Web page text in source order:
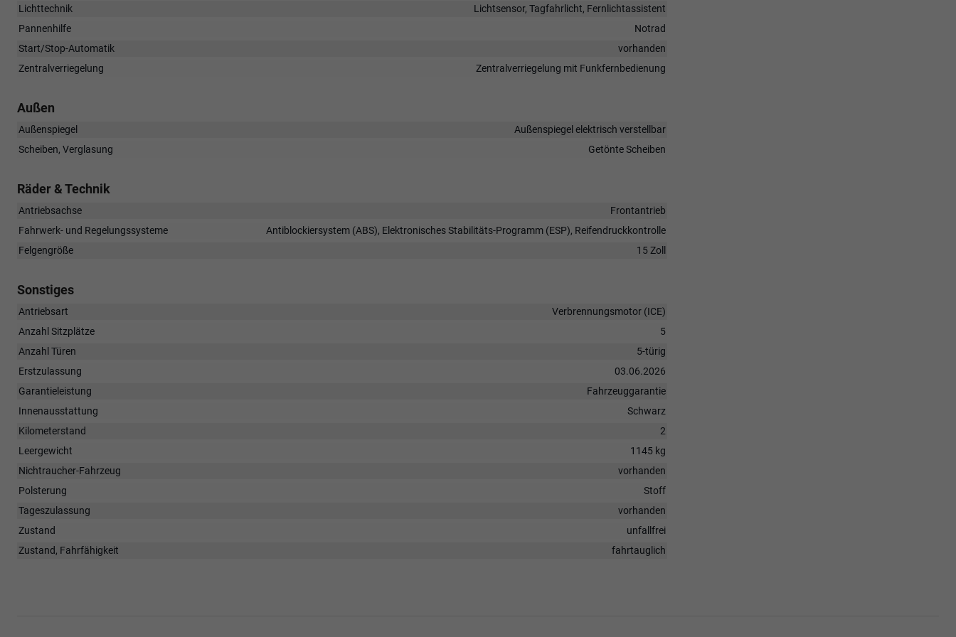
Lichttechnik
Lichtsensor, Tagfahrlicht, Fernlichtassistent
Pannenhilfe
Notrad
Start/Stop-Automatik
vorhanden
Zentralverriegelung
Zentralverriegelung mit Funkfernbedienung
Außen
Außenspiegel
Außenspiegel elektrisch verstellbar
Scheiben, Verglasung
Getönte Scheiben
Räder & Technik
Antriebsachse
Frontantrieb
Fahrwerk- und Regelungssysteme
Antiblockiersystem (ABS), Elektronisches Stabilitäts-Programm (ESP), Reifendruckkontrolle
Felgengröße
15 Zoll
Sonstiges
Antriebsart
Verbrennungsmotor (ICE)
Anzahl Sitzplätze
5
Anzahl Türen
5-türig
Erstzulassung
03.06.2026
Garantieleistung
Fahrzeuggarantie
Innenausstattung
Schwarz
Kilometerstand
2
Leergewicht
1145 kg
Nichtraucher-Fahrzeug
vorhanden
Polsterung
Stoff
Tageszulassung
vorhanden
Zustand
unfallfrei
Zustand, Fahrfähigkeit
fahrtauglich